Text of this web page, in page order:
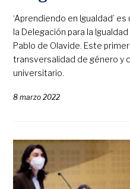
‘Aprendiendo en Igualdad’
la Delegación para la
Pablo de Olavide. Este
transversalidad de género y
universitario.
8 marzo 2022